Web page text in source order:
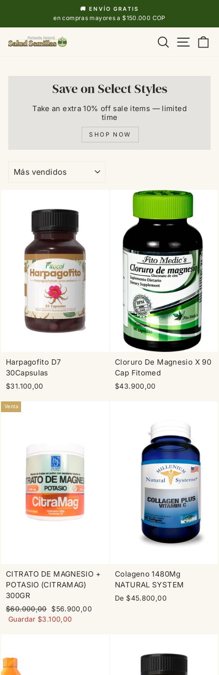
al
contenido
diapositivas
pausa
🚚 ENVÍO GRATIS
en compras mayores a $150.000 COP
Buscar
Save on Select Styles
Take an extra 10% off sale items — limited
time
SHOP NOW
Harpagofito D7
30Capsulas
$31.100,00
Cloruro De Magnesio X 90
Cap Fitomed
$43.900,00
Venta
CITRATO DE MAGNESIO +
POTASIO (CITRAMAG)
300GR
Precio
habitual
$60.000,00
Precio
de
$56.900,00
Guardar $3.100,00
Colageno 1480Mg
NATURAL SYSTEM
De $45.800,00